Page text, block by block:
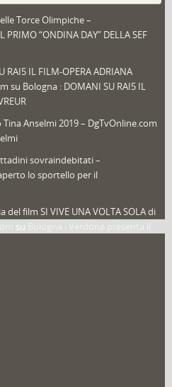
Torce Olimpiche –
PRIMO “ONDINA DAY” DELLA SEF
RAI5 IL FILM-OPERA ADRIANA
su Bologna : DOMANI SU RAI5 IL
Anselmi 2019 – DgTvOnline.com
sovraindebitati –
lo sportello per il
film SI VIVE UNA VOLTA SOLA di
su